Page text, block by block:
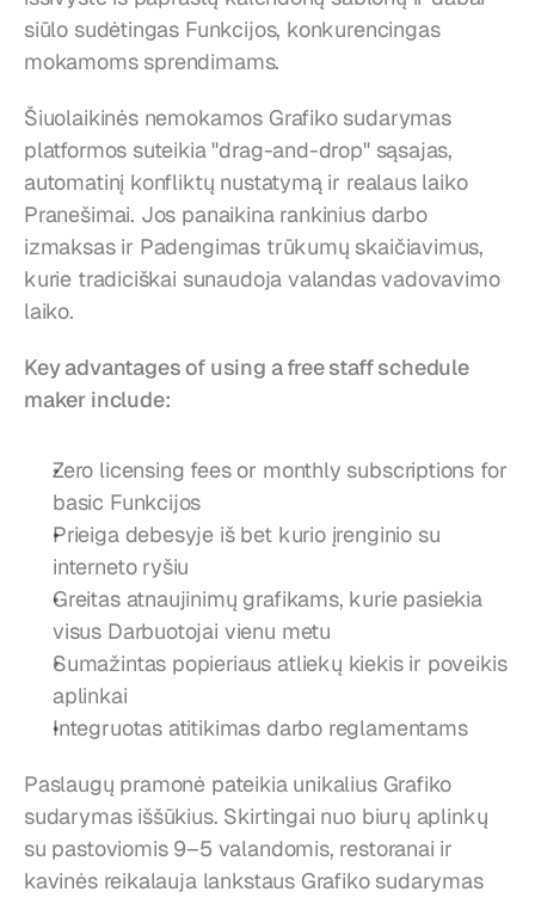
siūlo sudėtingas Funkcijos, konkurencingas
mokamoms sprendimams.
Šiuolaikinės nemokamos Grafiko sudarymas
platformos suteikia "drag-and-drop" sąsajas,
automatinį konfliktų nustatymą ir realaus laiko
Pranešimai. Jos panaikina rankinius darbo
izmaksas ir Padengimas trūkumų skaičiavimus,
kurie tradiciškai sunaudoja valandas vadovavimo
laiko.
Key advantages of using a free staff schedule
maker include:
Zero licensing fees or monthly subscriptions for
basic Funkcijos
Prieiga debesyje iš bet kurio įrenginio su
interneto ryšiu
Greitas atnaujinimų grafikams, kurie pasiekia
visus Darbuotojai vienu metu
Sumažintas popieriaus atliekų kiekis ir poveikis
aplinkai
Integruotas atitikimas darbo reglamentams
Paslaugų pramonė pateikia unikalius Grafiko
sudarymas iššūkius. Skirtingai nuo biurų aplinkų
su pastoviomis 9–5 valandomis, restoranai ir
kavinės reikalauja lankstaus Grafiko sudarymas